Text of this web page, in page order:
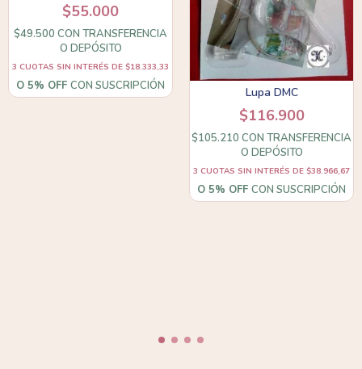
$55.000
$49.500 CON TRANSFERENCIA
O DEPÓSITO
3 CUOTAS SIN INTERÉS DE $18.333,33
O 5% OFF CON SUSCRIPCIÓN Lupa DMC
$116.900
$105.210 CON TRANSFERENCIA
O DEPÓSITO
3 CUOTAS SIN INTERÉS DE $38.966,67
O 5% OFF CON SUSCRIPCIÓN